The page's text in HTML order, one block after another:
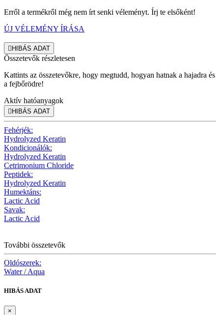
Erről a termékről még nem írt senki véleményt. Írj te elsőként!
ÚJ VÉLEMÉNY ÍRÁSA
HIBÁS ADAT
Összetevők részletesen
Kattints az összetevőkre, hogy megtudd, hogyan hatnak a hajadra és
a fejbőrödre!
Aktív hatóanyagok
HIBÁS ADAT
Fehérjék:
Hydrolyzed Keratin
Kondicionálók:
Hydrolyzed Keratin
Cetrimonium Chloride
Peptidek:
Hydrolyzed Keratin
Humektáns:
Lactic Acid
Savak:
Lactic Acid
További összetevők
Oldószerek:
Water / Aqua
HIBÁS ADAT
×